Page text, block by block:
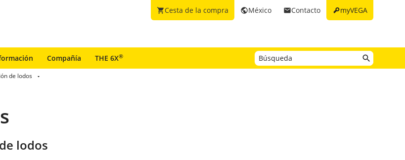
keymyVEGA
emailContacto
publicMéxico
shopping_cartCesta de la compra
Compañía THE 6X®
de lodos
lodos